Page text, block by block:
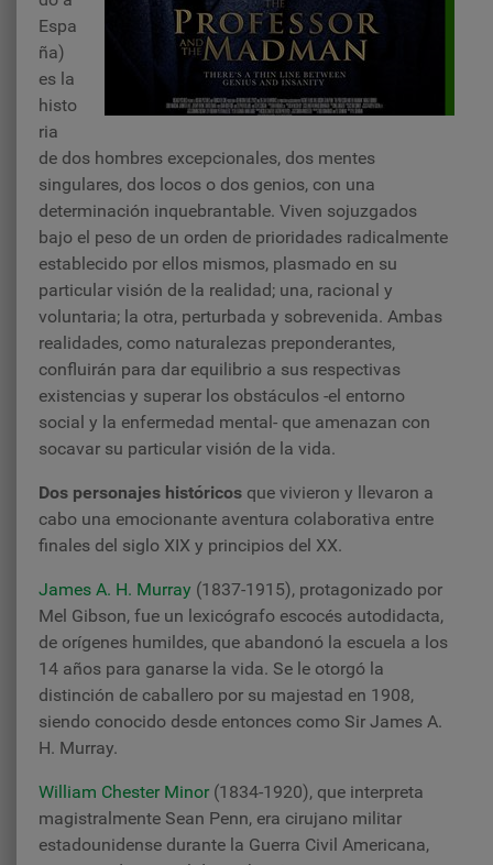
Espa
ña)
es la
histo
ria
de dos hombres excepcionales, dos mentes
singulares, dos locos o dos genios, con una
determinación inquebrantable. Viven sojuzgados
bajo el peso de un orden de prioridades radicalmente
establecido por ellos mismos, plasmado en su
particular visión de la realidad; una, racional y
voluntaria; la otra, perturbada y sobrevenida. Ambas
realidades, como naturalezas preponderantes,
confluirán para dar equilibrio a sus respectivas
existencias y superar los obstáculos -el entorno
social y la enfermedad mental- que amenazan con
socavar su particular visión de la vida.
Dos personajes históricos que vivieron y llevaron a
cabo una emocionante aventura colaborativa entre
finales del siglo XIX y principios del XX.
James A. H. Murray (1837-1915), protagonizado por
Mel Gibson, fue un lexicógrafo escocés autodidacta,
de orígenes humildes, que abandonó la escuela a los
14 años para ganarse la vida. Se le otorgó la
distinción de caballero por su majestad en 1908,
siendo conocido desde entonces como Sir James A.
H. Murray.
William Chester Minor (1834-1920), que interpreta
magistralmente Sean Penn, era cirujano militar
estadounidense durante la Guerra Civil Americana,